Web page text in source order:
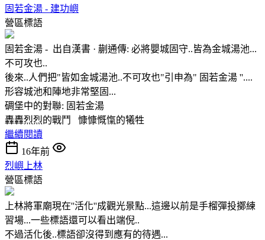
固若金湯 - 建功嶼
營區標語
固若金湯 - 出自漢書 · 蒯通傳: 必將嬰城固守..皆為金城湯池...
不可攻也..
後來..人們把"皆如金城湯池..不可攻也"引申為" 固若金湯 ''....
形容城池和陣地非常堅固...
碉堡中的對聯: 固若金湯
轟轟烈烈的戰鬥 慷慷慨愾的犧牲
繼續閱讀
16年前
烈嶼上林
營區標語
上林將軍廟現在''活化''成觀光景點...這邊以前是手榴彈投擲練
習場...一些標語還可以看出端倪..
不過活化後..標語卻沒得到應有的待遇...